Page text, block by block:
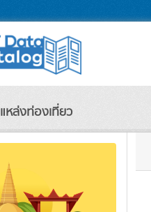
แหล่งท่องเที่ยว